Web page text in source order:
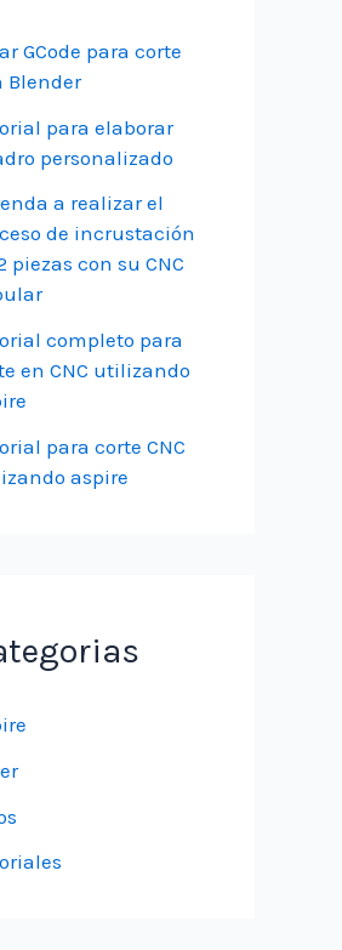
GCode para corte
Blender
para elaborar
personalizado
a realizar el
de incrustación
piezas con su CNC
completo para
en CNC utilizando
para corte CNC
aspire